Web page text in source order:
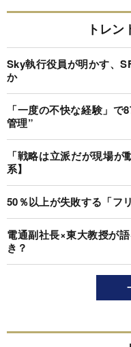
トレ
Sky執行役員が明かす、
か
「一度の不快な経験」
管理”
「戦略は立派だが現場
系】
50％以上が失敗する「フ
電通副社長×東大教授が
き？